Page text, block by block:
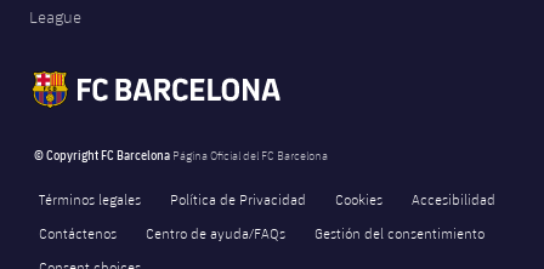
League
© Copyright FC Barcelona Página Oficial del FC Barcelona
Términos legales Política de Privacidad Cookies
Accesibilidad
Contáctenos
Centro de ayuda/FAQs
Gestión del consentimiento